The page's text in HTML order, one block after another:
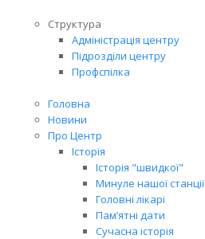
Структура
Адміністрація центру
Підрозділи центру
Профспілка
Головна
Новини
Про Центр
Історія
Історія "швидкої"
Минуле нашої станції
Головні лікарі
Пам’ятні дати
Сучасна історія